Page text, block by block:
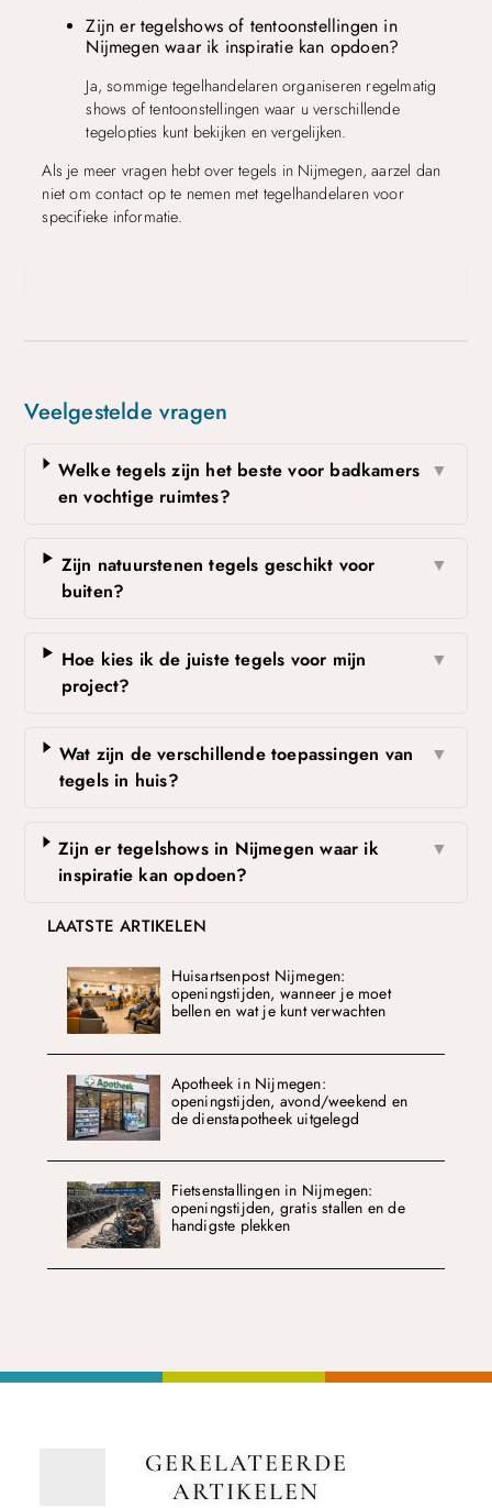
Zijn er tegelshows of tentoonstellingen in
Nijmegen waar ik inspiratie kan opdoen?
Ja, sommige tegelhandelaren organiseren regelmatig
shows of tentoonstellingen waar u verschillende
tegelopties kunt bekijken en vergelijken.
Als je meer vragen hebt over tegels in Nijmegen, aarzel dan
niet om contact op te nemen met tegelhandelaren voor
specifieke informatie.
Veelgestelde vragen
Welke tegels zijn het beste voor badkamers
en vochtige ruimtes?
▼
Zijn natuurstenen tegels geschikt voor
buiten?
▼
Hoe kies ik de juiste tegels voor mijn
project?
▼
Wat zijn de verschillende toepassingen van
tegels in huis?
▼
Zijn er tegelshows in Nijmegen waar ik
inspiratie kan opdoen?
▼
LAATSTE ARTIKELEN
Huisartsenpost Nijmegen:
openingstijden, wanneer je moet
bellen en wat je kunt verwachten
Apotheek in Nijmegen:
openingstijden, avond/weekend en
de dienstapotheek uitgelegd
Fietsenstallingen in Nijmegen:
openingstijden, gratis stallen en de
handigste plekken
GERELATEERDE
ARTIKELEN